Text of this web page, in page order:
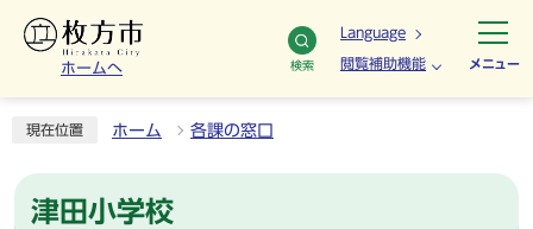
ホームへ 検索
Language
閲覧補助機能 メニュー
現在位置 ホーム 各課の窓口
津田小学校